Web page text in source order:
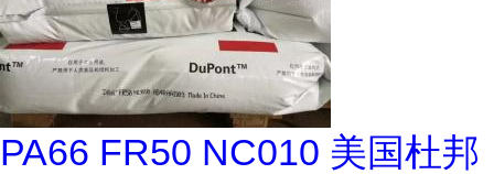
PA66 FR50 NC010 美国杜邦